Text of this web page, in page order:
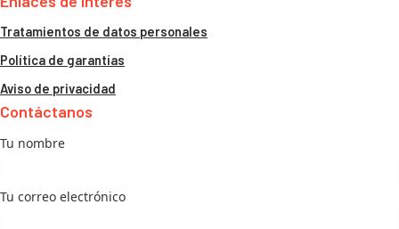
Tratamientos de datos personales
Política de garantías
Aviso de privacidad
Contáctanos
Tu nombre
Tu correo electrónico